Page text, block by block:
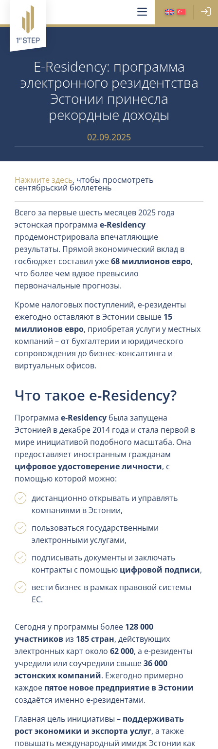
E-Residency: программа
электронного резидентства
Эстонии принесла
рекордные доходы
02.09.2025
Нажмите здесь, чтобы просмотреть
сентябрьский бюллетень
Всего за первые шесть месяцев 2025 года
эстонская программа e-Residency
продемонстрировала впечатляющие
результаты. Прямой экономический вклад в
госбюджет составил уже68 миллионов евро,
что более чем вдвое превысило
первоначальные прогнозы.
Кроме налоговых поступлений, е-резиденты
ежегодно оставляют в Эстонии свыше 15
миллионов евро, приобретая услуги у местных
компаний – от бухгалтерии и юридического
сопровождения до бизнес-консалтинга и
виртуальных офисов.
Что такое e-Residency?
Программа e-Residency была запущена
Эстонией в декабре 2014 года и стала первой в
мире инициативой подобного масштаба. Она
предоставляет иностранным гражданам
цифровое удостоверение личности, с
помощью которой можно:
дистанционно открывать и управлять
компаниями в Эстонии,
пользоваться государственными
электронными услугами,
подписывать документы и заключать
контракты с помощью цифровой подписи,
вести бизнес в рамках правовой системы
ЕС.
Сегодня у программы более 128 000
участников из 185 стран, действующих
электронных карт около 62 000, а е-резиденты
учредили или соучредили свыше36 000
эстонских компаний. Ежегодно примерно
каждое пятое новое предприятие в Эстонии
создаётся именно е-резидентами.
Главная цель инициативы – поддерживать
рост экономики и экспорта услуг, а также
повышать международный имидж Эстонии как